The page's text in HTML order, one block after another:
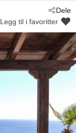
Dele
Legg til i favoritter